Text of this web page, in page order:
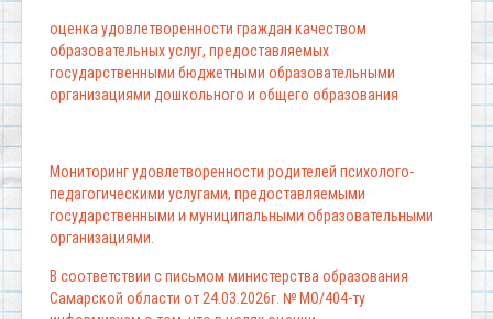
оценка удовлетворенности граждан качеством
образовательных услуг, предоставляемых
государственными бюджетными образовательными
организациями дошкольного и общего образования
Мониторинг удовлетворенности родителей психолого-
педагогическими услугами, предоставляемыми
государственными и муниципальными образовательными
организациями.
В соответствии с письмом министерства образования
Самарской области от 24.03.2026г. № МО/404-ту